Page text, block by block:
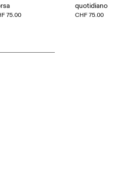
75.00
quotidiano
CHF 75.00